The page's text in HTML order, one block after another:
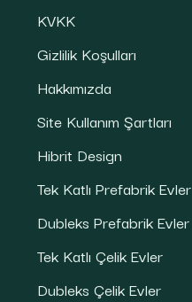
KVKK
Gizlilik Koşulları
Hakkımızda
Site Kullanım Şartları
Hibrit Design
Tek Katlı Prefabrik Evler
Dubleks Prefabrik Evler
Tek Katlı Çelik Evler
Dubleks Çelik Evler